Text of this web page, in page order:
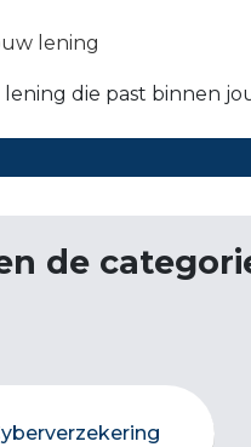
lening
die past binnen
de